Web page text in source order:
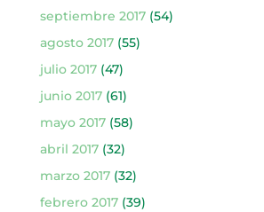
septiembre 2017(54)
agosto 2017(55)
julio 2017(47)
junio 2017(61)
mayo 2017(58)
abril 2017(32)
marzo 2017(32)
febrero 2017(39)